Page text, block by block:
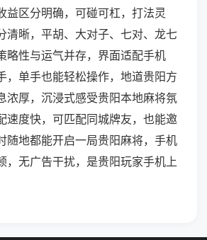
益区分明确，可碰可杠，打法灵
清晰，平胡、大对子、七对、龙七
略性与运气并存，界面适配手机
，单手也能轻松操作，地道贵阳方
浓厚，沉浸式感受贵阳本地麻将氛
速度快，可匹配同城牌友，也能邀
随地都能开启一局贵阳麻将，手机
，无广告干扰，是贵阳玩家手机上